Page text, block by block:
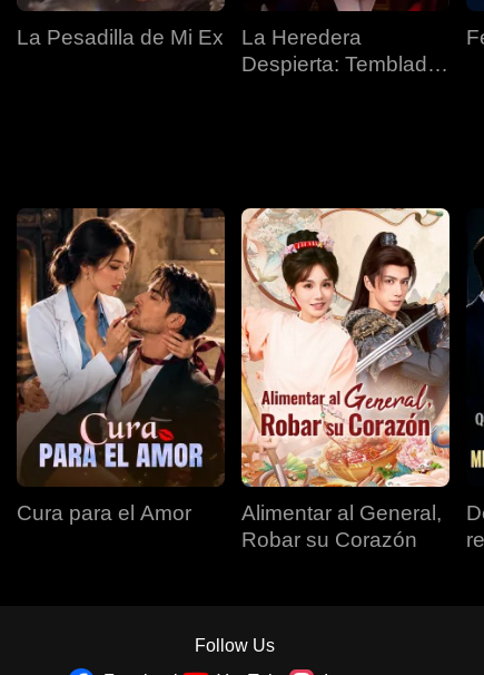
La Pesadilla de Mi Ex
La Heredera
Despierta: Temblad
Cura para el Amor
Alimentar al General,
Robar su Corazón
Follow Us